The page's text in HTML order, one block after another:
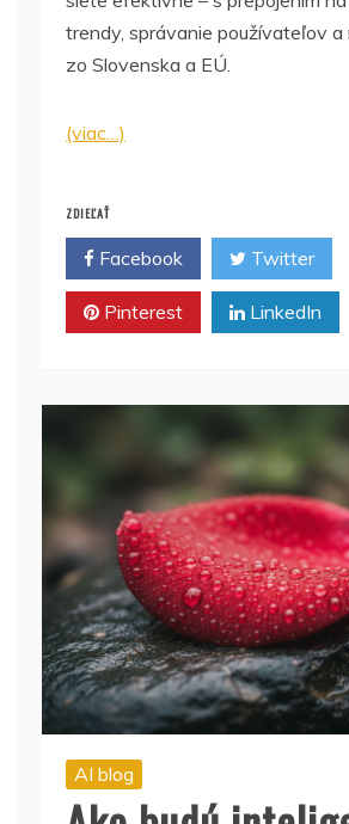
trendy, správanie používateľov a
zo Slovenska a EÚ.
(viac…)
ZDIEĽAŤ
Facebook Twitter
Pinterest LinkedIn
AI blog